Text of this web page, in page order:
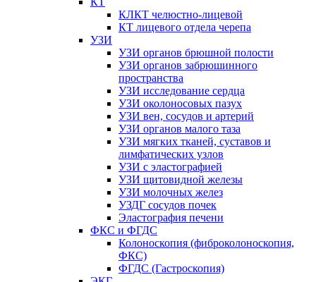
КЛКТ челюстно-лицевой
КТ лицевого отдела черепа
УЗИ
УЗИ органов брюшной полости
УЗИ органов забрюшинного
пространства
УЗИ исследование сердца
УЗИ околоносовых пазух
УЗИ вен, сосудов и артерий
УЗИ органов малого таза
УЗИ мягких тканей, суставов и
лимфатических узлов
УЗИ с эластографией
УЗИ щитовидной железы
УЗИ молочных желез
УЗДГ сосудов почек
Эластография печени
ФКС и ФГДС
Колоноскопия (фибро­колоноскопия,
ФКС)
ФГДС (Гастроскопия)